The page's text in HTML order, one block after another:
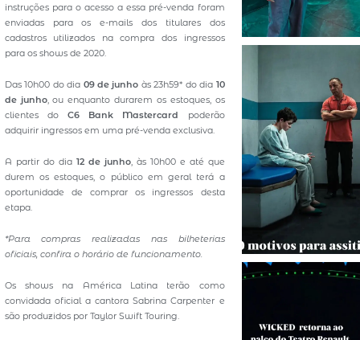
instruções para o acesso a essa pré-venda foram
enviadas para os e-mails dos titulares dos
cadastros utilizados na compra dos ingressos
para os shows de 2020.
Das 10h00 do dia 09 de junho às 23h59* do dia 10
de junho, ou enquanto durarem os estoques, os
clientes doC6 Bank Mastercard
poderão
adquirir ingressos em uma pré-venda exclusiva.
A partir do dia 12 de junho, às 10h00 e até que
durem os estoques, o público em geral terá a
oportunidade de comprar os ingressos desta
etapa.
*Para compras realizadas nas bilheterias
oficiais, confira o horário de funcionamento.
Os shows na América Latina terão como
convidada oficial a cantora Sabrina Carpenter e
são produzidos por Taylor Swift Touring.